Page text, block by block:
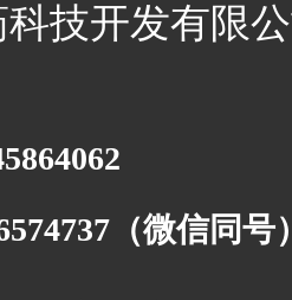
技开发有限
（微信同号